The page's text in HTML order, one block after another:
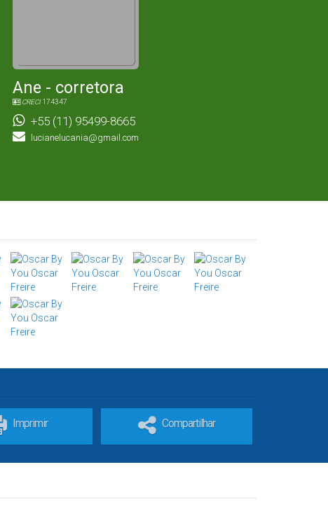
Ane - corretora
CRECI174347
+55 (11) 95499-8665
lucianelucania@gmail.com
Imprimir Compartilhar